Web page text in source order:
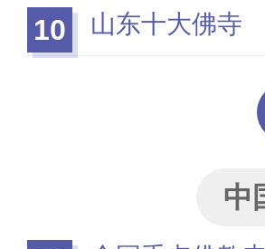
10 山东十大佛寺
中